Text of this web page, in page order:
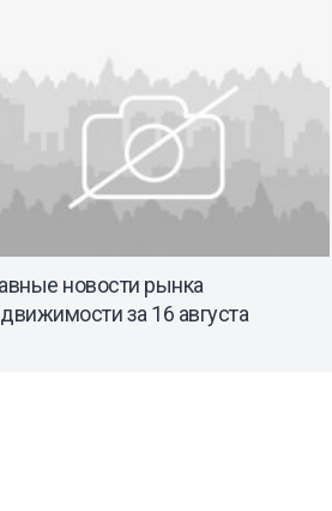
новости рынка
за 16 августа